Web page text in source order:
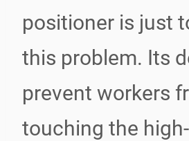
positioner is just
this problem. Its
prevent workers
touching the high-